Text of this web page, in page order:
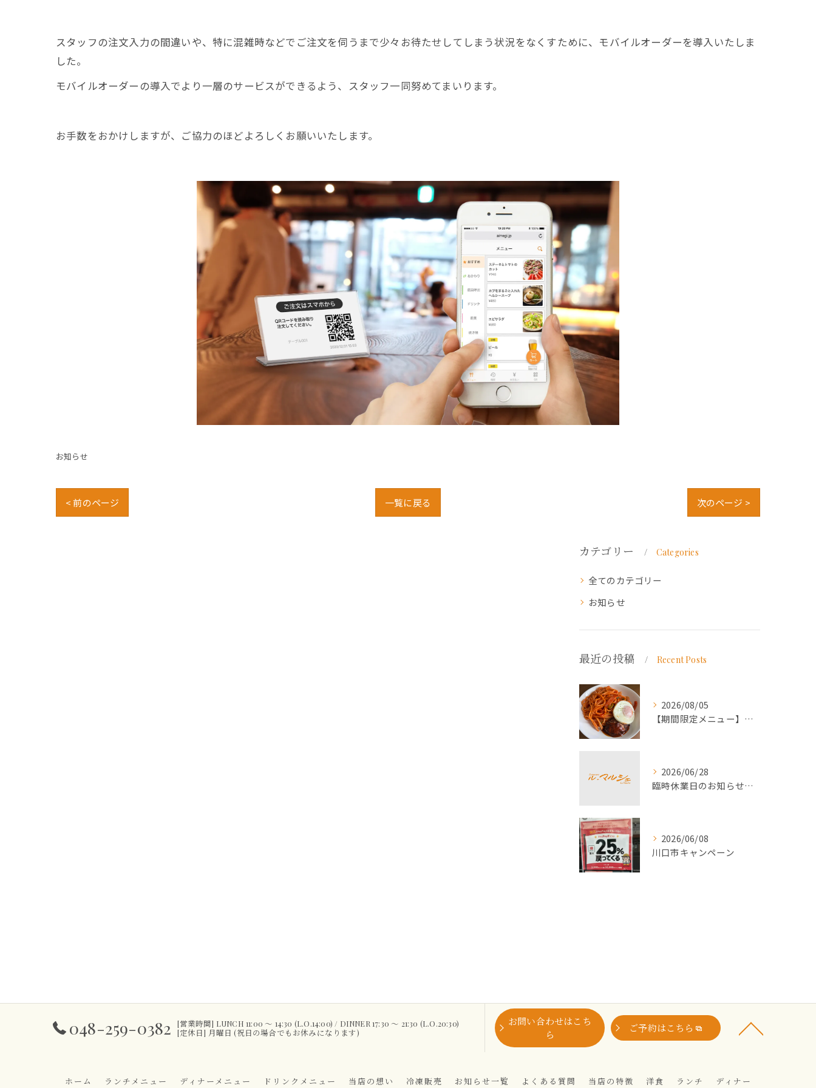
スタッフの注文入力の間違いや、特に混雑時などでご注文を伺うまで少々お待たせしてしまう状況をなくすために、モバイルオーダーを導入いたしま
した。
モバイルオーダーの導入でより一層のサービスができるよう、スタッフ一同努めてまいります。
お手数をおかけしますが、ご協力のほどよろしくお願いいたします。
お知らせ
< 前のページ 一覧に戻る 次のページ >
カテゴリー Categories
全てのカテゴリー
お知らせ
最近の投稿 Recent Posts
2026/08/05
【期間限定メニュー】洋食屋さんのナポリタンとミニハンバーグ
2026/06/28
臨時休業日のお知らせ（2026年7月）
2026/06/08
川口市キャンペーン
048-259-0382
[営業時間] LUNCH 11:00 ～ 14:30 (L.O.14:00) / DINNER 17:30 ～ 21:30 (L.O.20:30)
[定休日] 月曜日 (祝日の場合でもお休みになります)
お問い合わせはこち
ら
ご予約はこちら
ホーム ランチメニュー ディナーメニュー ドリンクメニュー 当店の想い 冷凍販売 お知らせ一覧 よくある質問 当店の特徴 洋食 ランチ ディナー